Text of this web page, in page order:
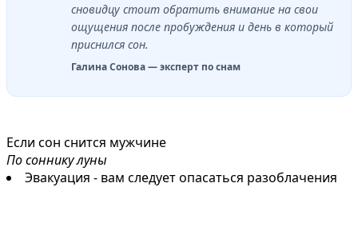
сновидцу стоит обратить внимание на свои
ощущения после пробуждения и день в который
приснился сон.
Галина Сонова — эксперт по снам
Если сон снится мужчине
По соннику луны
Эвакуация - вам следует опасаться разоблачения